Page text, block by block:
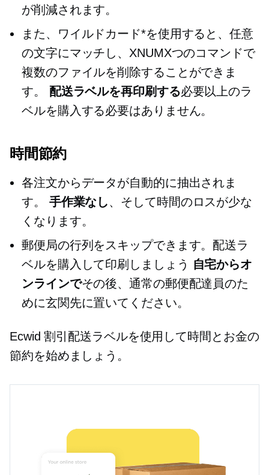
が削減されます。
また、ワイルドカード*を使用すると、任意
の文字にマッチし、XNUMXつのコマンドで
複数のファイルを削除することができま
す。 配送ラベルを再印刷する必要以上のラ
ベルを購入する必要はありません。
時間節約
各注文からデータが自動的に抽出されま
す。 手作業なし、そして時間のロスが少な
くなります。
郵便局の行列をスキップできます。配送ラ
ベルを購入して印刷しましょう 自宅からオ
ンラインでその後、通常の郵便配達員のた
めに玄関先に置いてください。
Ecwid 割引配送ラベルを使用して時間とお金の
節約を始めましょう。